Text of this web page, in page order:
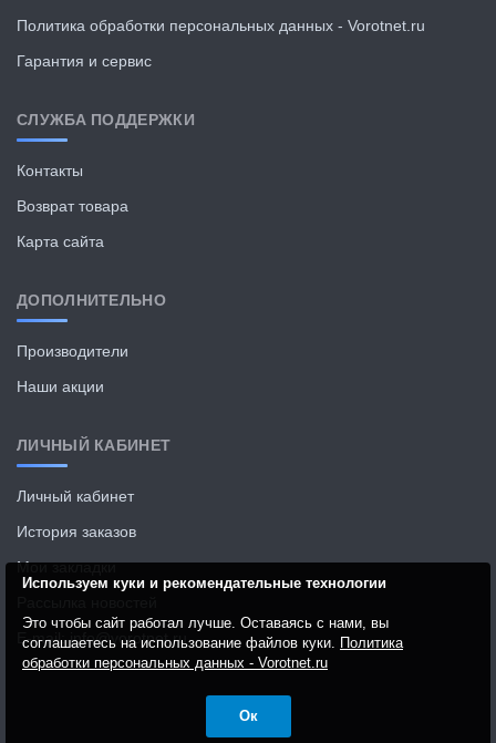
Политика обработки персональных данных - Vorotnet.ru
Гарантия и сервис
СЛУЖБА ПОДДЕРЖКИ
Контакты
Возврат товара
Карта сайта
ДОПОЛНИТЕЛЬНО
Производители
Наши акции
ЛИЧНЫЙ КАБИНЕТ
Личный кабинет
История заказов
Мои закладки
E-mail: info@vorotnet.ru
Используем куки и рекомендательные технологии
Это чтобы сайт работал лучше. Оставаясь с нами, вы
соглашаетесь на использование файлов куки. Политика
обработки персональных данных - Vorotnet.ru
Ок